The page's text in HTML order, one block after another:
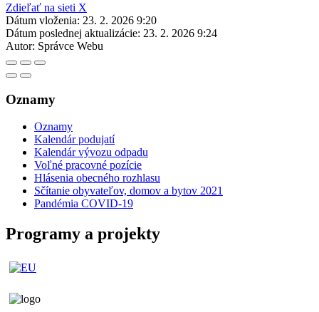
Zdieľať na sieti X
Dátum vloženia: 23. 2. 2026 9:20
Dátum poslednej aktualizácie: 23. 2. 2026 9:24
Autor: Správce Webu
Oznamy
Oznamy
Kalendár podujatí
Kalendár vývozu odpadu
Voľné pracovné pozície
Hlásenia obecného rozhlasu
Sčítanie obyvateľov, domov a bytov 2021
Pandémia COVID-19
Programy a projekty